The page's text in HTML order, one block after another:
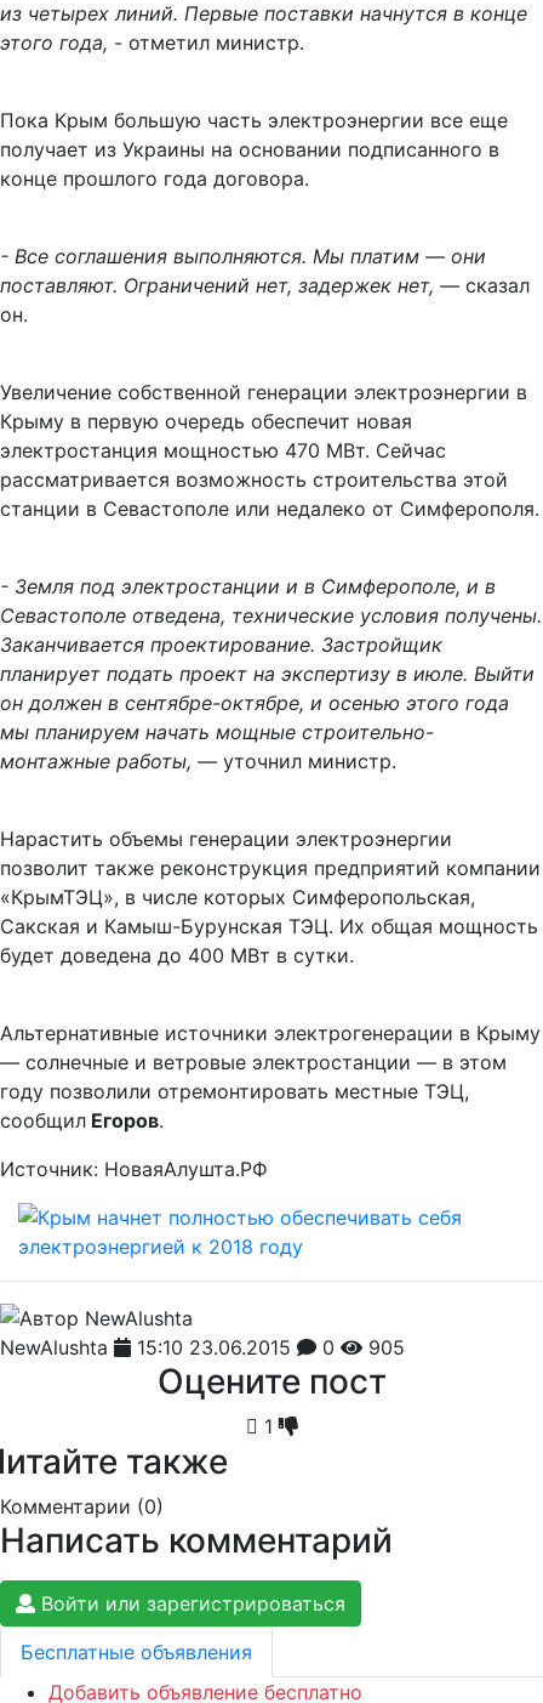
из четырех линий. Первые поставки начнутся в конце
этого года, - отметил министр.
Пока Крым большую часть электроэнергии все еще
получает из Украины на основании подписанного в
конце прошлого года договора.
- Все соглашения выполняются. Мы платим — они
поставляют. Ограничений нет, задержек нет, — сказал
он.
Увеличение собственной генерации электроэнергии в
Крыму в первую очередь обеспечит новая
электростанция мощностью 470 МВт. Сейчас
рассматривается возможность строительства этой
станции в Севастополе или недалеко от Симферополя.
- Земля под электростанции и в Симферополе, и в
Севастополе отведена, технические условия получены.
Заканчивается проектирование. Застройщик
планирует подать проект на экспертизу в июле. Выйти
он должен в сентябре-октябре, и осенью этого года
мы планируем начать мощные строительно-
монтажные работы, — уточнил министр.
Нарастить объемы генерации электроэнергии
позволит также реконструкция предприятий компании
«КрымТЭЦ», в числе которых Симферопольская,
Сакская и Камыш-Бурунская ТЭЦ. Их общая мощность
будет доведена до 400 МВт в сутки.
Альтернативные источники электрогенерации в Крыму
— солнечные и ветровые электростанции — в этом
году позволили отремонтировать местные ТЭЦ,
сообщил Егоров.
Источник: НоваяАлушта.РФ
NewAlushta 15:10 23.06.2015 0 905
Оцените пост
1
также
Комментарии (0)
Написать комментарий
Войти или зарегистрироваться
Бесплатные объявления
Добавить объявление бесплатно